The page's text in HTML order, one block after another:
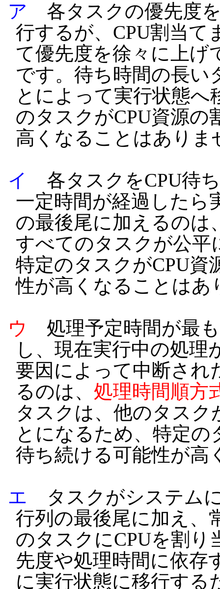
ア 各タスクの優先度
行するが、CPU割当て
て優先度を徐々に上げ
です。待ち時間の長い
とによって実行状態
のタスクがCPU資源の
高くなることはありま
イ
各タスクをCPU待
一定時間が経過したら
の最後尾に加えるのは
すべてのタスクが公平
特定のタスクがCPU資
性が高くなることはあ
ウ
処理予定時間が最
し、現在実行中の処
要因によって中断され
るのは、 処理時間順方
タスクは、他のタス
とになるため、特定の
待ち続ける可能性が高
エ タスクがシステム
行列の最後尾に加え、
のタスクにCPUを割り
先度や処理時間に依存
に実行状態に移行する